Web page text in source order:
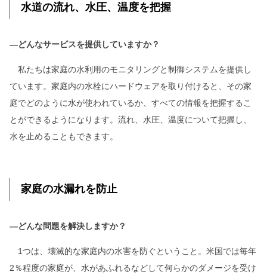
水道の流れ、水圧、温度を把握
―どんなサービスを提供していますか？
私たちは家庭の水利用のモニタリングと制御システムを提供し
ています。家庭内の水栓にハードウェアを取り付けると、その家
庭でどのように水が使われているか、すべての情報を把握するこ
とができるようになります。流れ、水圧、温度について把握し、
水を止めることもできます。
家庭の水漏れを防止
―どんな問題を解決しますか？
1つは、壊滅的な家庭内の水害を防ぐということ。米国では毎年
2％程度の家庭が、水があふれるなどして何らかのダメージを受け